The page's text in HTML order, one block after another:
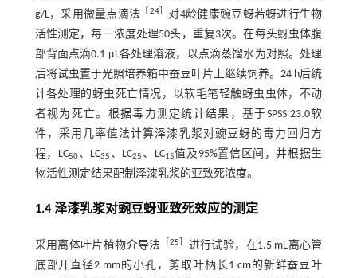
g/L，采用微量点滴法
24］ 对4龄健康豌豆蚜若蚜进行生物
活性测定，每一浓度处理50头，重复3次。在每头蚜虫体腹
部背面点滴0.1 μL各处理溶液，以点滴蒸馏水为对照。处理
后将试虫置于光照培养箱中蚕豆叶片上继续饲养。24 h后统
计各处理的蚜虫死亡情况，以软毛笔轻触蚜虫虫体，不动
者视为死亡。根据毒力测定统计结果，基于SPSS 23.0软
件，采用几率值法计算泽漆乳浆对豌豆蚜的毒力回归方
程，LC50、LC35 、LC25 、LC15值及95%置信区间，并根据生
物活性测定结果配制泽漆乳浆的亚致死浓度。
1.4 泽漆乳浆对豌豆蚜亚致死效应的测定
采用离体叶片植物介导法 ［25
进行试验，在1.5 mL离心管
底部开直径2 mm的小孔，剪取叶柄长1 cm的新鲜蚕豆叶